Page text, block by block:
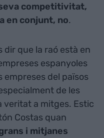
competitivitat,
en conjunt, no.
que la raó està en
espanyoles
empreses del països
de les
veritat a mitges. Estic
Costas quan
i mitjanes